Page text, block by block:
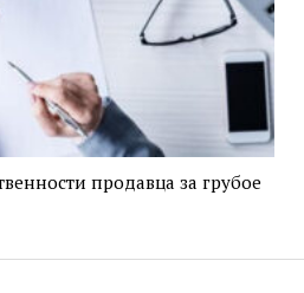
продавца за грубое